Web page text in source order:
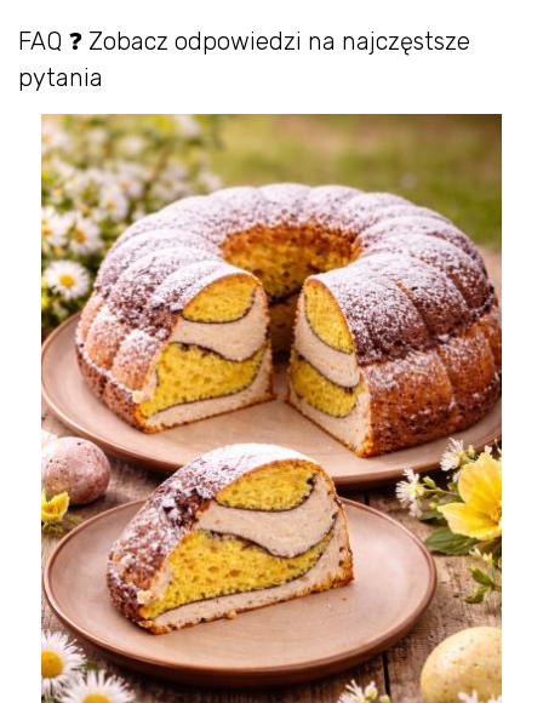
FAQ ❓ Zobacz odpowiedzi na najczęstsze
pytania